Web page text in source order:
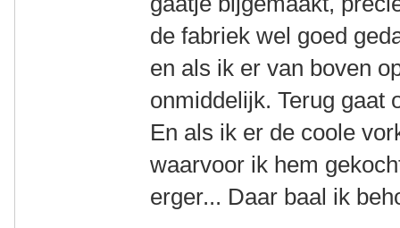
de fabriek wel goed
en als ik er van boven
onmiddelijk. Terug gaat
En als ik er de coole
waarvoor ik hem
erger... Daar baal ik